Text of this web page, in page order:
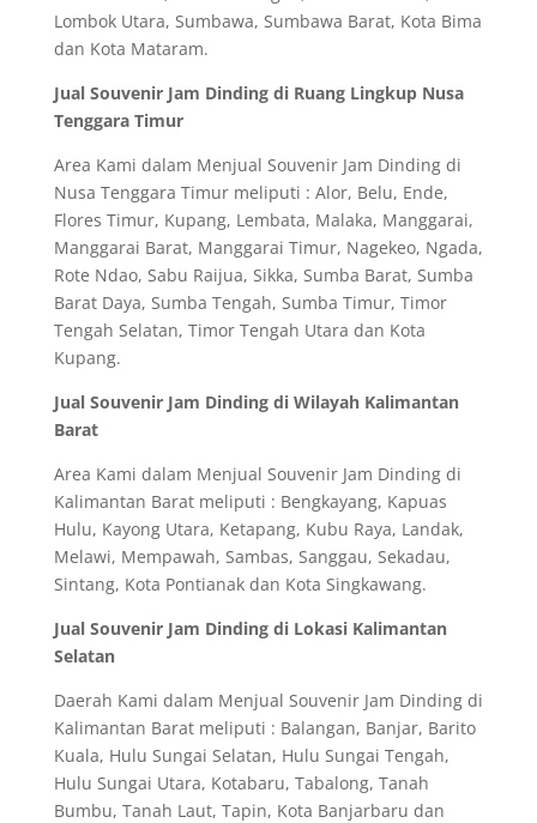
Lombok Utara, Sumbawa, Sumbawa Barat, Kota Bima
dan Kota Mataram.
Jual Souvenir Jam Dinding di Ruang Lingkup Nusa
Tenggara Timur
Area Kami dalam Menjual Souvenir Jam Dinding di
Nusa Tenggara Timur meliputi : Alor, Belu, Ende,
Flores Timur, Kupang, Lembata, Malaka, Manggarai,
Manggarai Barat, Manggarai Timur, Nagekeo, Ngada,
Rote Ndao, Sabu Raijua, Sikka, Sumba Barat, Sumba
Barat Daya, Sumba Tengah, Sumba Timur, Timor
Tengah Selatan, Timor Tengah Utara dan Kota
Kupang.
Jual Souvenir Jam Dinding di Wilayah Kalimantan
Barat
Area Kami dalam Menjual Souvenir Jam Dinding di
Kalimantan Barat meliputi : Bengkayang, Kapuas
Hulu, Kayong Utara, Ketapang, Kubu Raya, Landak,
Melawi, Mempawah, Sambas, Sanggau, Sekadau,
Sintang, Kota Pontianak dan Kota Singkawang.
Jual Souvenir Jam Dinding di Lokasi Kalimantan
Selatan
Daerah Kami dalam Menjual Souvenir Jam Dinding di
Kalimantan Barat meliputi : Balangan, Banjar, Barito
Kuala, Hulu Sungai Selatan, Hulu Sungai Tengah,
Hulu Sungai Utara, Kotabaru, Tabalong, Tanah
Bumbu, Tanah Laut, Tapin, Kota Banjarbaru dan